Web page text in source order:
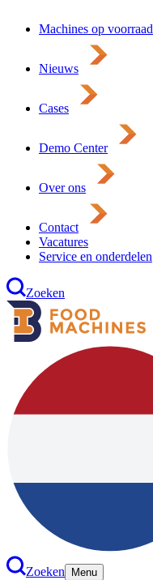
Machines op voorraad
Nieuws
Cases
Demo Center
Over ons
Contact
Vacatures
Service en onderdelen
Zoeken
Zoeken
Menu